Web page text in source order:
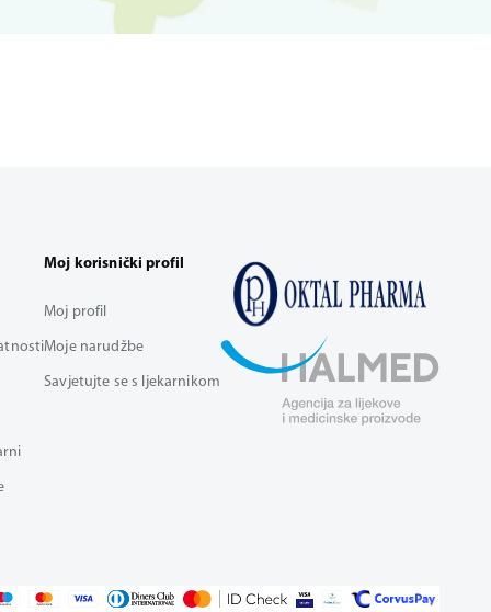
Moj korisnički profil
Moj profil
Moje narudžbe
Savjetujte se s ljekarnikom